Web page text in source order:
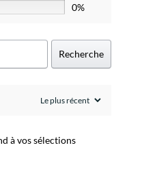
0%
Recherche
à vos sélections